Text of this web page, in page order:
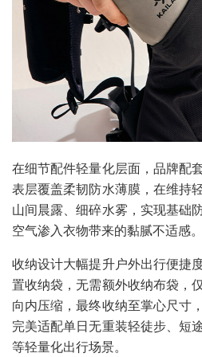
在细节配件轻量化层面，品牌配
表层覆盖柔韧防水薄膜，在维持
山间晨露、细碎水雾，实现基础
空气渗入衣物带来的黏腻不适感。
收纳设计大幅提升户外出行便捷
置收纳袋，无需额外收纳布袋，
向内压缩，最终收纳至掌心尺寸
完美适配单日无重装轻徒步、短
等轻量化出行场景。